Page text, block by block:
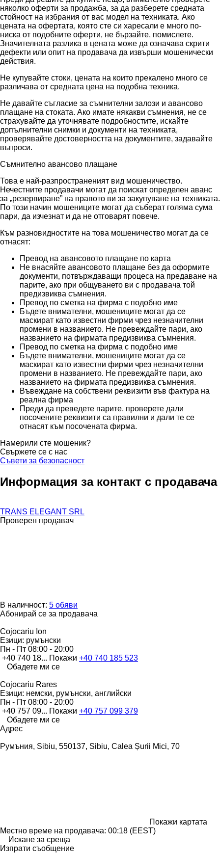
няколко оферти за продажба, за да разберете средната
стойност на избрания от вас модел на техниката. Ако
цената на офертата, която сте си харесали е много по-
ниска от подобните оферти, не бързайте, помислете.
Значителната разлика в цената може да означава скрити
дефекти или опит на продавача да извърши мошенически
действия.
Не купувайте стоки, цената на които прекалено много се
различава от средната цена на подобна техника.
Не давайте съгласие за съмнителни залози и авансово
плащане на стоката. Ако имате някакви съмнения, не се
страхувайте да уточнявате подробностите, искайте
допълнителни снимки и документи на техниката,
проверявайте достоверността на документите, задавайте
въпроси.
Съмнително авансово плащане
Това е най-разпространеният вид мошеничество.
Нечестните продавачи могат да поискат определен аванс
за „резервиране” на правото ви за закупуване на техниката.
По този начин мошениците могат да съберат голяма сума
пари, да изчезнат и да не отговарят повече.
Към разновидностите на това мошеничество могат да се
отнасят:
Превод на авансовото плащане по карта
Не внасяйте авансовото плащане без да оформите
документи, потвърждаващи процеса на предаване на
парите, ако при общуването ви с продавача той
предизвиква съмнения.
Превод по сметка на фирма с подобно име
Бъдете внимателни, мошениците могат да се
маскират като известни фирми чрез незначителни
промени в названието. Не превеждайте пари, ако
названието на фирмата предизвиква съмнения.
Превод по сметка на фирма с подобно име
Бъдете внимателни, мошениците могат да се
маскират като известни фирми чрез незначителни
промени в названието. Не превеждайте пари, ако
названието на фирмата предизвиква съмнения.
Въвеждане на собствени реквизити във фактура на
реална фирма
Преди да преведете парите, проверете дали
посочените реквизити са правилни и дали те се
отнасят към посочената фирма.
Намерили сте мошеник?
Свържете се с нас
Съвети за безопасност
Информация за контакт с продавача
TRANS ELEGANT SRL
Проверен продавач
В наличност: 5 обяви
Абонирай се за продавача
Cojocariu Ion
Езици: румънски
Пн - Пт 08:00 - 20:00
+40 740 18... Покажи +40 740 185 523
Обадете ми се
Cojocariu Rares
Езици: немски, румънски, английски
Пн - Пт 08:00 - 20:00
+40 757 09... Покажи +40 757 099 379
Обадете ми се
Адрес
Румъния, Sibiu, 550137, Sibiu, Calea Șurii Mici, 70
Покажи картата
Местно време на продавача: 00:18 (EEST)
Искане за среща
Изпрати съобщение